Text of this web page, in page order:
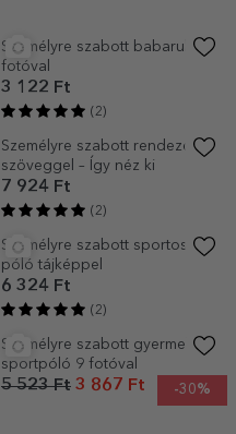
Személyre szabott baba body
3 122 Ft